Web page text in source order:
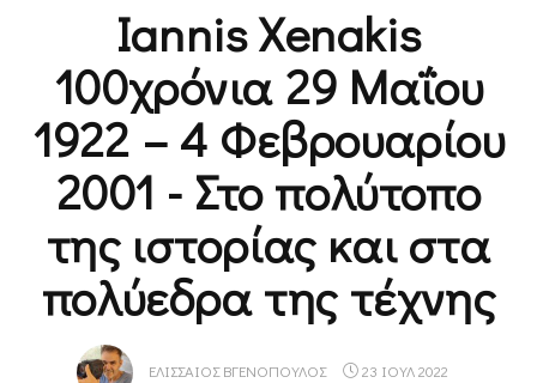
Iannis Xenakis
100χρόνια 29 Μαΐου
1922 – 4 Φεβρουαρίου
2001 - Στο πολύτοπο
της ιστορίας και στα
πολύεδρα της τέχνης
ΕΛΙΣΣΑΊΟΣ ΒΓΕΝΌΠΟΥΛΟΣ 23 ΙΟΥΛ 2022